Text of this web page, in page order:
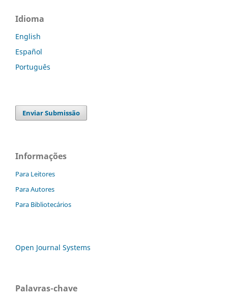
Idioma
English
Español
Português
Enviar Submissão
Informações
Para Leitores
Para Autores
Para Bibliotecários
Open Journal Systems
Palavras-chave